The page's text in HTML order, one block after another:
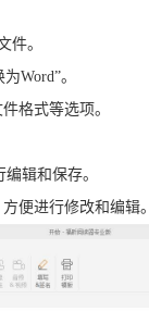
件。
Word”。
格式等选项。
辑和保存。
便进行修改和编辑。